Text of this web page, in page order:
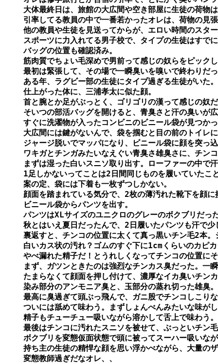
大体最終日は、旅館の大広間や空き部屋に生徒の荷物
引率してる教員の中で一番若かったオレは、荷物の見
他の教員や生徒を見送ってからが、エロい時間のスタ
スポーツに力入れてる男子校で、タイプの生徒はすで
バッグの位置も確認済み。
筋肉質でちょい毛深めで男前って感じの奴らをピック
最初は緊張して、その場で一瞬臭いを嗅いで終わりだ
ある年、ラグビー部の生徒にタイプ過ぎる生徒がいた
仕上がった体に、三浦孝太に似た顔。
首と腕とか足がぶっとく、ゴリゴリの漢って感じの奴
そいつの部活バッグを開けると、青臭さと汗の臭いが
すぐに洗濯物が入ったコンビニのビニール袋が見つか
大広間には鍵がないんで、袋を掴むと目の前のトイレ
ジャージ脱いでマッパになり、ビニール袋に顔を突っ
ワキガとチンガみたいなえぐい青臭さ雄臭さに、チン
まずは湿った白いスニソ取り出す。ローファーの中で
1足しかないってことは2日間同じものを履いていたこ
案の定、袋には下着も一枚ずつしかない。
顔面を踏まれている気分で、2枚の薄汚れた靴下を顔に
ビニール袋からパンツを出す。
パンツはXLサイズのユニクロのグレーのボクブリだっ
秋とはいえ夏日だったんで、2日履いたパンツも汗で少
裏返すと、チンコの位置に太くて真っ黒いチン毛2本
白いカス状の汚れ？ゴムのすぐ下に1cmくらいのカピ
やべ漏れた精子だ！とうれしくなってチンコの位置に
まず、ガツンときたのは強烈なチンカス臭だった。一
たまらなくて顔面を押し付けて、濃厚なイカ臭いチン
染み部分のアンモニア臭と、玉部分の蒸れ切った雄臭
最高に臭過ぎて頭ぶっ飛んで、ガニ股でチンコしこり
ついには舐めて味わう。まずしょんべんみたいな味が
精子もチューチュー吸いながら溶かして舌上で味わう
最後はチンコに汚れたスニソを被せて、ぶっといチン
ボクブリを変態仮面状態で頭に被ってスーハー吸いな
持ち主の生徒の精悍な顔を思い浮かべながら、大量の
変態教師過ぎだなオレ、、